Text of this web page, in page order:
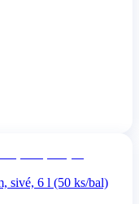
sivé, 6 l (50 ks/bal)